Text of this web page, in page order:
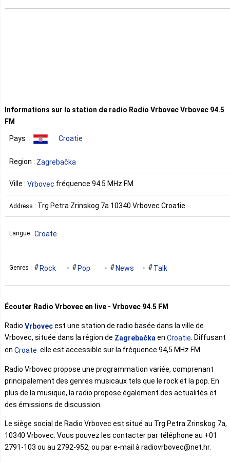
Informations sur la station de radio Radio Vrbovec Vrbovec 94.5
FM
Pays : Croatie
Region : Zagrebačka
Ville : Vrbovec fréquence 94.5 MHz FM
Address : Trg Petra Zrinskog 7a 10340 Vrbovec Croatie
Langue : Croate
Genres : Rock Pop News Talk
Écouter Radio Vrbovec en live - Vrbovec 94.5 FM
Radio Vrbovecest une station de radio basée dans la ville de
Vrbovec, située dans la région de Zagrebačka en Croatie. Diffusant
en Croate . elle est accessible sur la fréquence 94,5 MHz FM.
Radio Vrbovec propose une programmation variée, comprenant
principalement des genres musicaux tels que le rock et la pop. En
plus de la musique, la radio propose également des actualités et
des émissions de discussion.
Le siège social de Radio Vrbovec est situé au Trg Petra Zrinskog 7a,
10340 Vrbovec. Vous pouvez les contacter par téléphone au +01
2791-103 ou au 2792-952, ou par e-mail à radiovrbovec@net.hr.